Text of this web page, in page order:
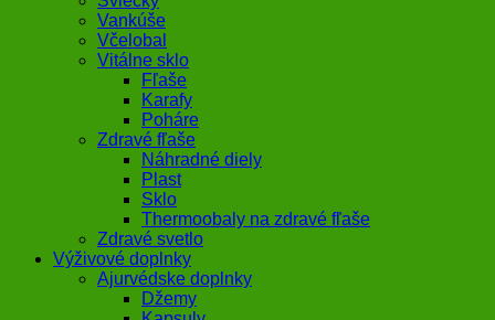
Vankúše
Včelobal
Vitálne sklo
Fľaše
Karafy
Poháre
Zdravé fľaše
Náhradné diely
Plast
Sklo
Thermoobaly na zdravé fľaše
Zdravé svetlo
Výživové doplnky
Ajurvédske doplnky
Džemy